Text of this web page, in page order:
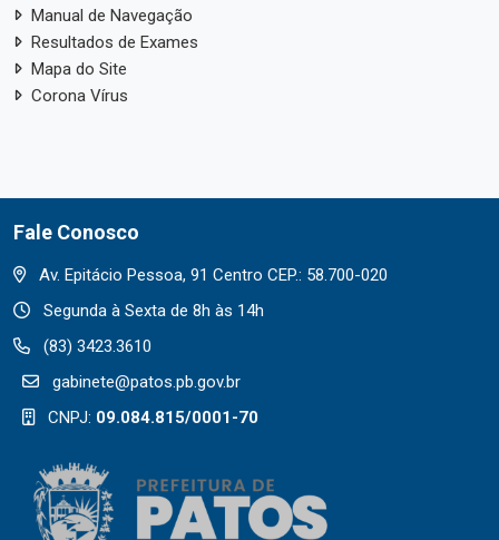
Manual de Navegação
Resultados de Exames
Mapa do Site
Corona Vírus
Fale Conosco
Av. Epitácio Pessoa, 91 Centro CEP.: 58.700-020
Segunda à Sexta de 8h às 14h
(83) 3423.3610
gabinete@patos.pb.gov.br
CNPJ: 09.084.815/0001-70